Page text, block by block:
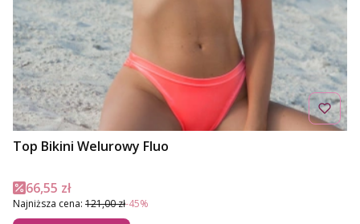
Top Bikini Welurowy Fluo
Cena promocyjna
66,55 zł
Najniższa cena: 121,00 zł-45%